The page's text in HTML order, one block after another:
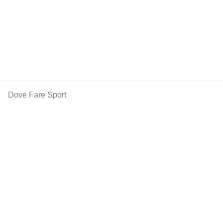
Dove Fare Sport